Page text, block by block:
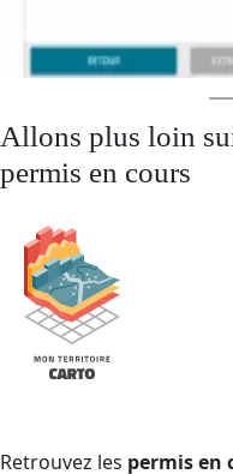
Allons plus loin
permis en cours
Retrouvez les permis en